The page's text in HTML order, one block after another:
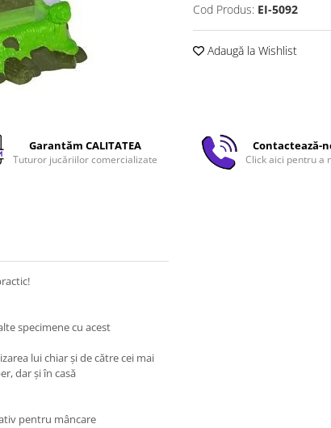
Cod Produs: EI-5092
Adaugă la Wishlist
Garantăm CALITATEA
Tuturor jucăriilor comercializate
Contactează-
Click aici pentru a
specimene cu acest
lui chiar şi de către cei mai
dar şi în casă
pentru mâncare